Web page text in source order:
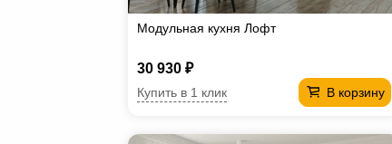
Модульная кухня Лофт
30 930 ₽
В корзину
Купить в 1 клик